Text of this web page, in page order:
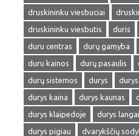
druskininku viesbuciai
druskininku viesbutis
duris
duru centras
durų gamyba
duru kainos
durų pasaulis
durų sistemos
durys
durys kaina
durys kaunas
durys klaipedoje
durys langai
durys pigiau
dvarykščių